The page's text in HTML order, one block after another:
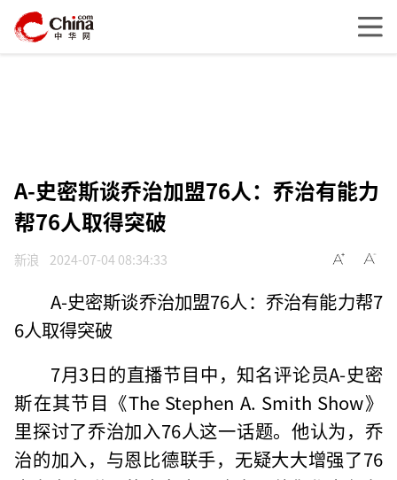
A-史密斯谈乔治加盟76人：乔治有能力
帮76人取得突破
新浪 2024-07-04 08:34:33
A-史密斯谈乔治加盟76人：乔治有能力帮7
6人取得突破
7月3日的直播节目中，知名评论员A-史密
斯在其节目《The Stephen A. Smith Show》
里探讨了乔治加入76人这一话题。他认为，乔
治的加入，与恩比德联手，无疑大大增强了76